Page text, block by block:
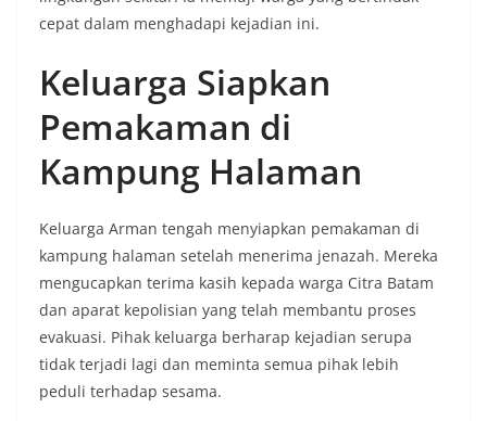
cepat dalam menghadapi kejadian ini.
Keluarga Siapkan
Pemakaman di
Kampung Halaman
Keluarga Arman tengah menyiapkan pemakaman di
kampung halaman setelah menerima jenazah. Mereka
mengucapkan terima kasih kepada warga Citra Batam
dan aparat kepolisian yang telah membantu proses
evakuasi. Pihak keluarga berharap kejadian serupa
tidak terjadi lagi dan meminta semua pihak lebih
peduli terhadap sesama.